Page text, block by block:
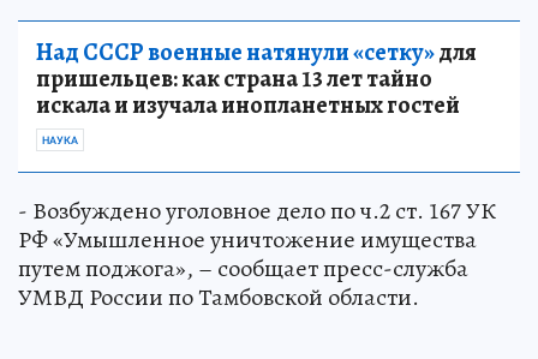
Над СССР военные натянули «сетку»для
пришельцев: как страна 13 лет тайно
искала и изучала инопланетных гостей
НАУКА
- Возбуждено уголовное дело по ч.2 ст. 167 УК
РФ «Умышленное уничтожение имущества
путем поджога», – сообщает пресс-служба
УМВД России по Тамбовской области.